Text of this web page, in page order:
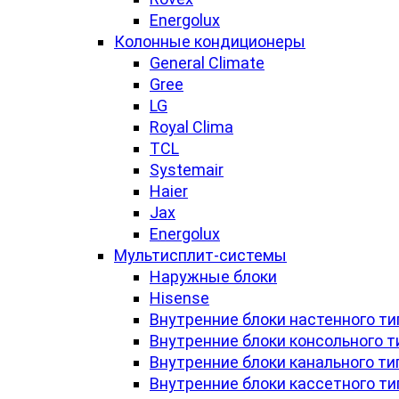
Energolux
Колонные кондиционеры
General Climate
Gree
LG
Royal Clima
TCL
Systemair
Haier
Jax
Energolux
Мультисплит-системы
Наружные блоки
Hisense
Внутренние блоки настенного
Внутренние блоки консольного
Внутренние блоки канального
Внутренние блоки кассетного